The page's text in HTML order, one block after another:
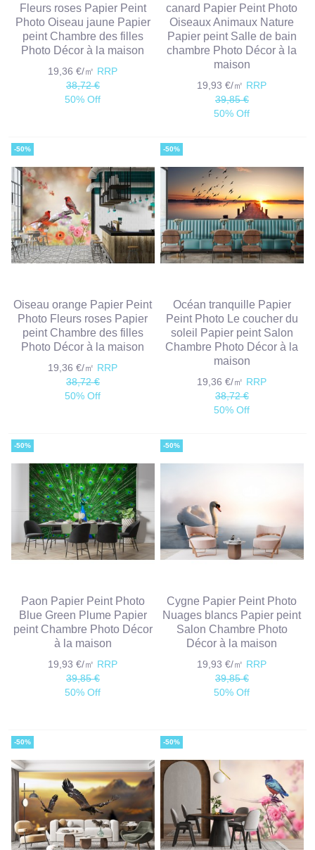
Fleurs roses Papier Peint
Photo Oiseau jaune Papier
peint Chambre des filles
Photo Décor à la maison
19,36 €/㎡ RRP
38,72 €
50% Off
canard Papier Peint Photo
Oiseaux Animaux Nature
Papier peint Salle de bain
chambre Photo Décor à la
maison
19,93 €/㎡ RRP
39,85 €
50% Off
-50%
Oiseau orange Papier Peint
Photo Fleurs roses Papier
peint Chambre des filles
Photo Décor à la maison
19,36 €/㎡ RRP
38,72 €
50% Off
-50%
Océan tranquille Papier
Peint Photo Le coucher du
soleil Papier peint Salon
Chambre Photo Décor à la
maison
19,36 €/㎡ RRP
38,72 €
50% Off
-50%
Paon Papier Peint Photo
Blue Green Plume Papier
peint Chambre Photo Décor
à la maison
19,93 €/㎡ RRP
39,85 €
50% Off
-50%
Cygne Papier Peint Photo
Nuages ​​blancs Papier peint
Salon Chambre Photo
Décor à la maison
19,93 €/㎡ RRP
39,85 €
50% Off
-50% -50%